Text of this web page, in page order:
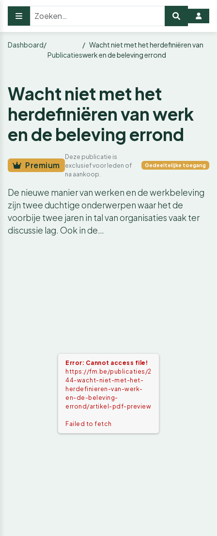
Dashboard
Publicaties
Wacht niet met het herdefiniëren van
werk en de beleving errond
Wacht niet met het
herdefiniëren van werk
en de beleving errond
Premium
Deze publicatie is
exclusief voor leden of
na aankoop.
Gedeeltelijke toegang
De nieuwe manier van werken en de werkbeleving
zijn twee duchtige onderwerpen waar het de
voorbije twee jaren in tal van organisaties vaak ter
discussie lag. Ook in de…
Error: Cannot access file!
https://fm.be/publicaties/2
44-wacht-niet-met-het-
herdefinieren-van-werk-
en-de-beleving-
errond/artikel-pdf-preview
Failed to fetch